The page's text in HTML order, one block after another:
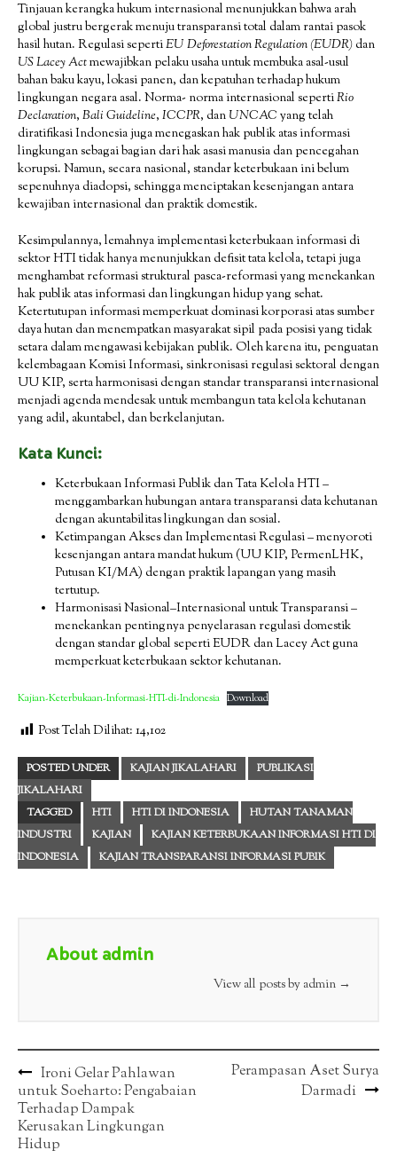
Tinjauan kerangka hukum internasional menunjukkan bahwa arah
global justru bergerak menuju transparansi total dalam rantai pasok
hasil hutan. Regulasi sepertiEU Deforestation Regulation (EUDR) dan
US Lacey Actmewajibkan pelaku usaha untuk membuka asal-usul
bahan baku kayu, lokasi panen, dan kepatuhan terhadap hukum
lingkungan negara asal. Norma- norma internasional sepertiRio
Declaration, Bali Guideline, ICCPR, danUNCAC yang telah
diratifikasi Indonesia juga menegaskan hak publik atas informasi
lingkungan sebagai bagian dari hak asasi manusia dan pencegahan
korupsi. Namun, secara nasional, standar keterbukaan ini belum
sepenuhnya diadopsi, sehingga menciptakan kesenjangan antara
kewajiban internasional dan praktik domestik.
Kesimpulannya, lemahnya implementasi keterbukaan informasi di
sektor HTI tidak hanya menunjukkan defisit tata kelola, tetapi juga
menghambat reformasi struktural pasca-reformasi yang menekankan
hak publik atas informasi dan lingkungan hidup yang sehat.
Ketertutupan informasi memperkuat dominasi korporasi atas sumber
daya hutan dan menempatkan masyarakat sipil pada posisi yang tidak
setara dalam mengawasi kebijakan publik. Oleh karena itu, penguatan
kelembagaan Komisi Informasi, sinkronisasi regulasi sektoral dengan
UU KIP, serta harmonisasi dengan standar transparansi internasional
menjadi agenda mendesak untuk membangun tata kelola kehutanan
yang adil, akuntabel, dan berkelanjutan.
Kata Kunci:
Keterbukaan Informasi Publik dan Tata Kelola HTI –
menggambarkan hubungan antara transparansi data kehutanan
dengan akuntabilitas lingkungan dan sosial.
Ketimpangan Akses dan Implementasi Regulasi – menyoroti
kesenjangan antara mandat hukum (UU KIP, PermenLHK,
Putusan KI/MA) dengan praktik lapangan yang masih
tertutup.
Harmonisasi Nasional–Internasional untuk Transparansi –
menekankan pentingnya penyelarasan regulasi domestik
dengan standar global seperti EUDR dan Lacey Act guna
memperkuat keterbukaan sektor kehutanan.
Kajian-Keterbukaan-Informasi-HTI-di-Indonesia Download
Post Telah Dilihat: 14,102
POSTED UNDER KAJIAN JIKALAHARI
PUBLIKASI
JIKALAHARI
TAGGED
HTI HTI DI INDONESIA
HUTAN TANAMAN
INDUSTRI
KAJIAN
KAJIAN KETERBUKAAN INFORMASI HTI DI
INDONESIA
KAJIAN TRANSPARANSI INFORMASI PUBIK
About admin
View all posts by admin →
Post
navigation
Ironi Gelar Pahlawan
untuk Soeharto: Pengabaian
Terhadap Dampak
Kerusakan Lingkungan
Hidup
Perampasan Aset Surya
Darmadi